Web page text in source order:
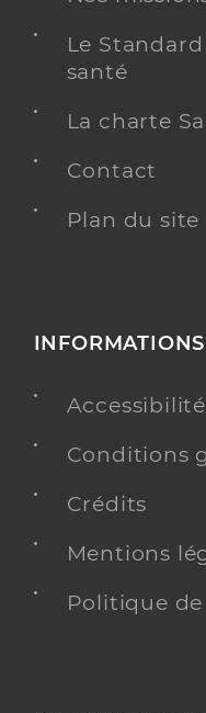
Le
santé
La charte
Contact
Plan du site
Conditions
Crédits
Mentions
Politique